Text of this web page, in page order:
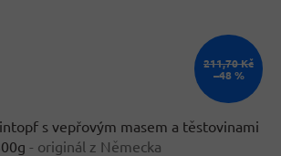
211,70 Kč
–48 %
s vepřovým masem a těstovinami
- originál z Německa